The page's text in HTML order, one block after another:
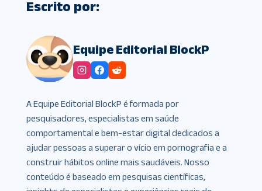
Escrito por:
Equipe Editorial BlockP
A Equipe Editorial BlockP é formada por
pesquisadores, especialistas em saúde
comportamental e bem-estar digital dedicados a
ajudar pessoas a superar o vício em pornografia e a
construir hábitos online mais saudáveis. Nosso
conteúdo é baseado em pesquisas científicas,